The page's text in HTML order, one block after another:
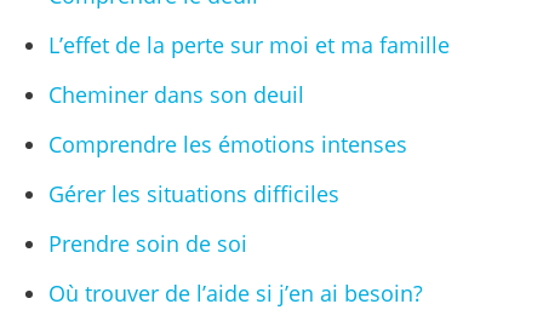
L’effet de la perte sur moi et ma famille
Cheminer dans son deuil
Comprendre les émotions intenses
Gérer les situations difficiles
Prendre soin de soi
Où trouver de l’aide si j’en ai besoin?